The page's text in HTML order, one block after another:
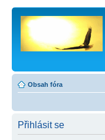
Obsah fóra
Přihlásit se